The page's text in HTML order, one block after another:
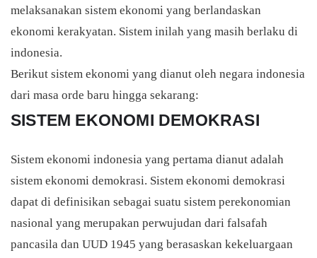
melaksanakan sistem ekonomi yang berlandaskan
ekonomi kerakyatan. Sistem inilah yang masih berlaku di
indonesia.
Berikut sistem ekonomi yang dianut oleh negara indonesia
dari masa orde baru hingga sekarang:
SISTEM EKONOMI DEMOKRASI
Sistem ekonomi indonesia yang pertama dianut adalah
sistem ekonomi demokrasi. Sistem ekonomi demokrasi
dapat di definisikan sebagai suatu sistem perekonomian
nasional yang merupakan perwujudan dari falsafah
pancasila dan UUD 1945 yang berasaskan kekeluargaan